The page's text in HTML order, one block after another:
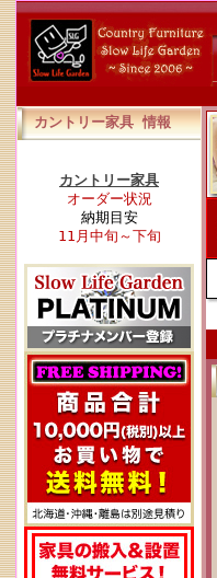
カントリー家具 情報
カントリー家具
オーダー状況
納期目安
11月中旬～下旬